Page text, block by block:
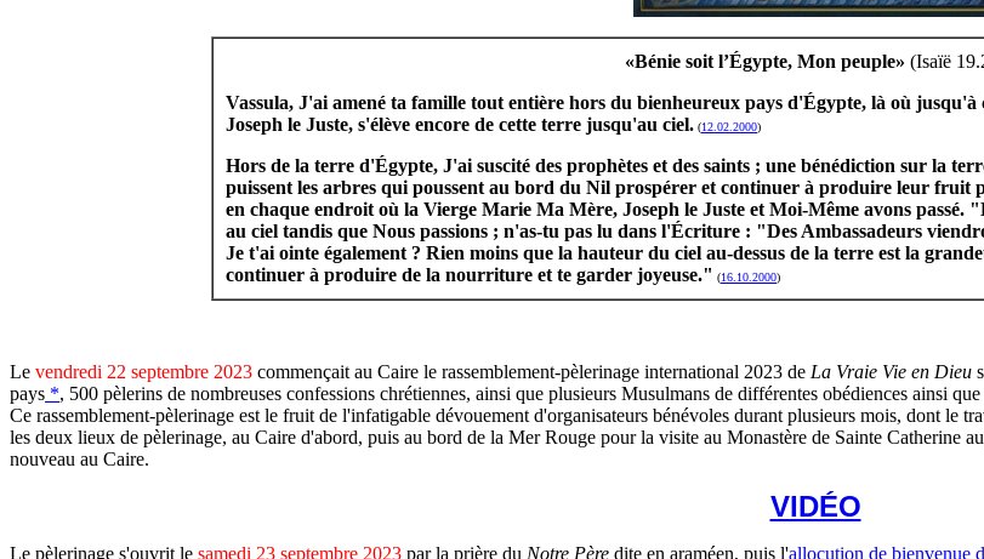
«Bénie soit l’Égypte, Mon peuple» (Isaïë
Vassula, J'ai amené ta famille tout entière hors du bienheureux pays d'Égypte, là où
Joseph le Juste, s'élève encore de cette terre jusqu'au ciel. (12.02.2000)
Hors de la terre d'Égypte, J'ai suscité des prophètes et des saints ; une bénédiction sur la
puissent les arbres qui poussent au bord du Nil prospérer et continuer à produire leur
en chaque endroit où la Vierge Marie Ma Mère, Joseph le Juste et Moi-Même avons passé.
au ciel tandis que Nous passions ; n'as-tu pas lu dans l'Écriture : "Des Ambassadeurs
Je t'ai ointe également ? Rien moins que la hauteur du ciel au-dessus de la terre est la
continuer à produire de la nourriture et te garder joyeuse." (16.10.2000)
Le vendredi 22 septembre 2023 commençait au Caire le rassemblement-pèlerinage international 2023 de La Vraie Vie en Dieu
pays *, 500 pèlerins de nombreuses confessions chrétiennes, ainsi que plusieurs Musulmans de différentes obédiences ainsi
Ce rassemblement-pèlerinage est le fruit de l'infatigable dévouement d'organisateurs bénévoles durant plusieurs mois, dont le
les deux lieux de pèlerinage, au Caire d'abord, puis au bord de la Mer Rouge pour la visite au Monastère de Sainte Catherine
nouveau au Caire.
VIDÉO
Le pèlerinage s'ouvrit le samedi 23 septembre 2023 par la prière du Notre Père dite en araméen, puis l'allocution de bienvenue